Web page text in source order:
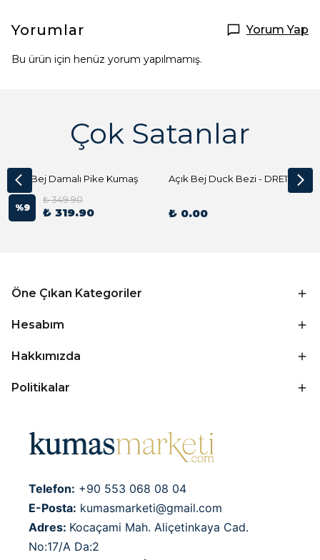
Yorumlar Yorum Yap
Bu ürün için henüz yorum yapılmamış.
Çok Satanlar
Açık Bej Damalı Pike Kumaş
%9
₺ 349.90
₺ 319.90
Açık Bej Duck Bezi - DRE1144 Kumaş Peçete
₺ 0.00
Öne Çıkan Kategoriler
Hesabım
Hakkımızda
Politikalar
Telefon: +90 553 068 08 04
E-Posta: kumasmarketi@gmail.com
Adres: Kocaçami Mah. Aliçetinkaya Cad.
No:17/A Da:2